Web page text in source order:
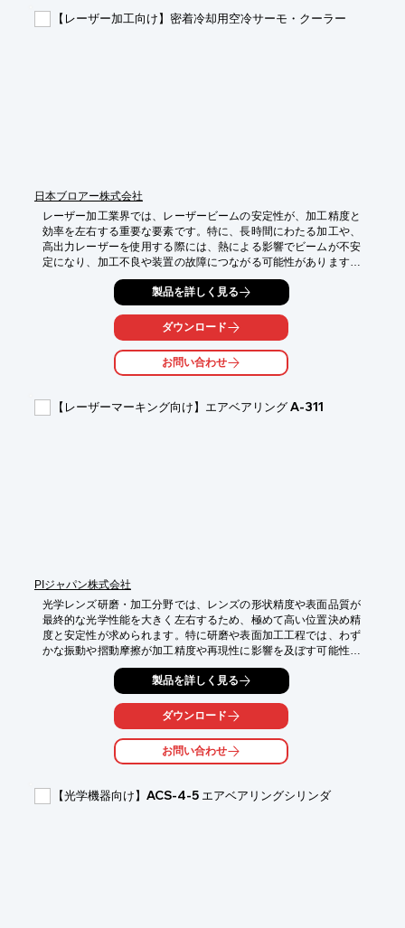
・SiPhウェーハおよびPICの光結合評価
・光ファイバーとフォトニックデバイスのアライメント実験
【レーザー加工向け】密着冷却用空冷サーモ・クーラー
日本ブロアー株式会社
レーザー加工業界では、レーザービームの安定性が、加工精度と
効率を左右する重要な要素です。特に、長時間にわたる加工や、
高出力レーザーを使用する際には、熱による影響でビームが不安
定になり、加工不良や装置の故障につながる可能性があります。
密着冷却用空冷サーモ・クーラーは、レーザー発振器や光学部品
を直接冷却し、温度変化を抑制することで、ビームの安定性を向
上させます。これにより、安定した加工品質と、装置の長寿命化
に貢献します。
【活用シーン】
・レーザー発振器の冷却
・レーザー加工機の安定稼働
製品を詳しく見る
ダウンロード
お問い合わせ
【レーザーマーキング向け】エアベアリング A-311
PIジャパン株式会社
光学レンズ研磨・加工分野では、レンズの形状精度や表面品質が
最終的な光学性能を大きく左右するため、極めて高い位置決め精
度と安定性が求められます。特に研磨や表面加工工程では、わず
かな振動や摺動摩擦が加工精度や再現性に影響を及ぼす可能性が
PIglide IS A-311 は、エアベアリングによる非接触支持とリニア
モータ駆動を採用した高精度XYステージです。機械的摩擦やステ
ィックスリップを排除することで、滑らかで安定した平面動作を
実現し、光学用途に求められる高い位置決め精度と繰り返し性を
加工品質の安定化やプロセス再現性の向上に貢献します。また、
製品を詳しく見る
ダウンロード
お問い合わせ
【光学機器向け】ACS-4-5 エアベアリングシリンダ